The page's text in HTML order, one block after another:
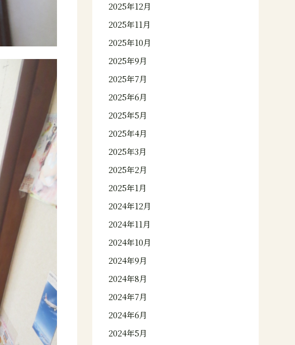
2025年12月
2025年11月
2025年10月
2025年9月
2025年7月
2025年6月
2025年5月
2025年4月
2025年3月
2025年2月
2025年1月
2024年12月
2024年11月
2024年10月
2024年9月
2024年8月
2024年7月
2024年6月
2024年5月